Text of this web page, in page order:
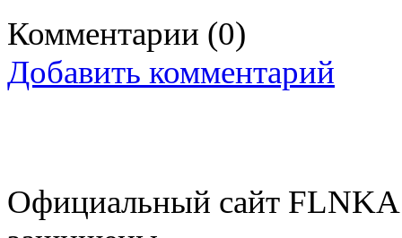
Комментарии (0)
Добавить комментарий
Официальный сайт